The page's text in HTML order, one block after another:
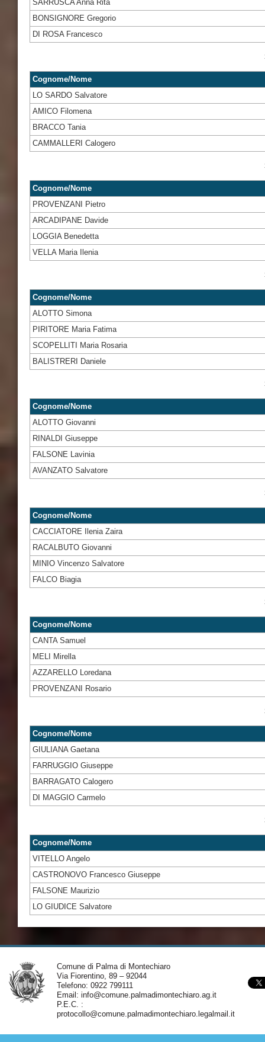
SARRUSCA Anna Rita
BONSIGNORE Gregorio
DI ROSA Francesco
Cognome/Nome
LO SARDO Salvatore
AMICO Filomena
BRACCO Tania
CAMMALLERI Calogero
Cognome/Nome
PROVENZANI Pietro
ARCADIPANE Davide
LOGGIA Benedetta
VELLA Maria Ilenia
Cognome/Nome
ALOTTO Simona
PIRITORE Maria Fatima
SCOPELLITI Maria Rosaria
BALISTRERI Daniele
Cognome/Nome
ALOTTO Giovanni
RINALDI Giuseppe
FALSONE Lavinia
AVANZATO Salvatore
Cognome/Nome
CACCIATORE Ilenia Zaira
RACALBUTO Giovanni
MINIO Vincenzo Salvatore
FALCO Biagia
Cognome/Nome
CANTA Samuel
MELI Mirella
AZZARELLO Loredana
PROVENZANI Rosario
Cognome/Nome
GIULIANA Gaetana
FARRUGGIO Giuseppe
BARRAGATO Calogero
DI MAGGIO Carmelo
Cognome/Nome
VITELLO Angelo
CASTRONOVO Francesco Giuseppe
FALSONE Maurizio
LO GIUDICE Salvatore
Comune di Palma di Montechiaro
Via Fiorentino, 89 – 92044
Telefono: 0922 799111
Email: info@comune.palmadimontechiaro.ag.it
P.E.C. :
protocollo@comune.palmadimontechiaro.legalmail.it